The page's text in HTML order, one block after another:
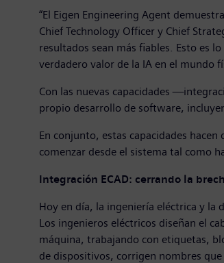
“El Eigen Engineering Agent
Chief Technology Officer y Chief
resultados sean más fiables. Esto es
verdadero valor de la IA en el mundo
Con las nuevas capacidades
propio desarrollo de software,
En conjunto, estas capacidades
comenzar desde el sistema tal como
Integración ECAD: cerrando la
Hoy en día, la ingeniería eléctrica y la
Los ingenieros eléctricos diseñan el
máquina, trabajando con etiquetas,
de dispositivos, corrigen nombres